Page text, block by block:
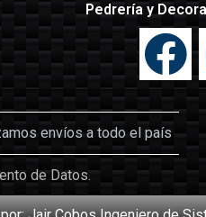
Pedrería y
envíos a todo el país
de Datos.